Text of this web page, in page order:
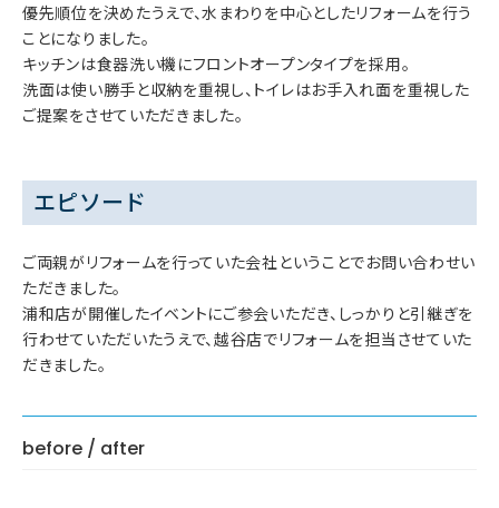
優先順位を決めたうえで、水まわりを中心としたリフォームを行う
ことになりました。
キッチンは食器洗い機にフロントオープンタイプを採用。
洗面は使い勝手と収納を重視し、トイレはお手入れ面を重視した
ご提案をさせていただきました。
エピソード
ご両親がリフォームを行っていた会社ということでお問い合わせい
ただきました。
浦和店が開催したイベントにご参会いただき、しっかりと引継ぎを
行わせていただいたうえで、越谷店でリフォームを担当させていた
だきました。
before / after